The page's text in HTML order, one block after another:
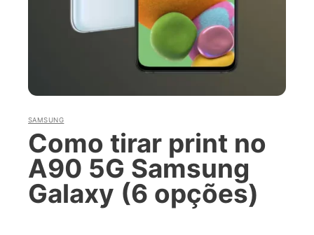
SAMSUNG
Como tirar print no
A90 5G Samsung
Galaxy (6 opções)